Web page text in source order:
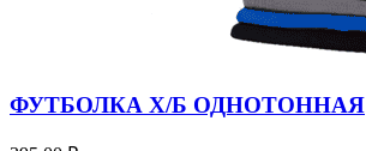
ФУТБОЛКА Х/Б ОДНОТОННАЯ